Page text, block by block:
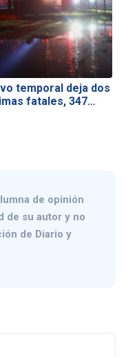
temporal deja dos
fatales, 347…
de opinión
de su autor y no
de Diario y